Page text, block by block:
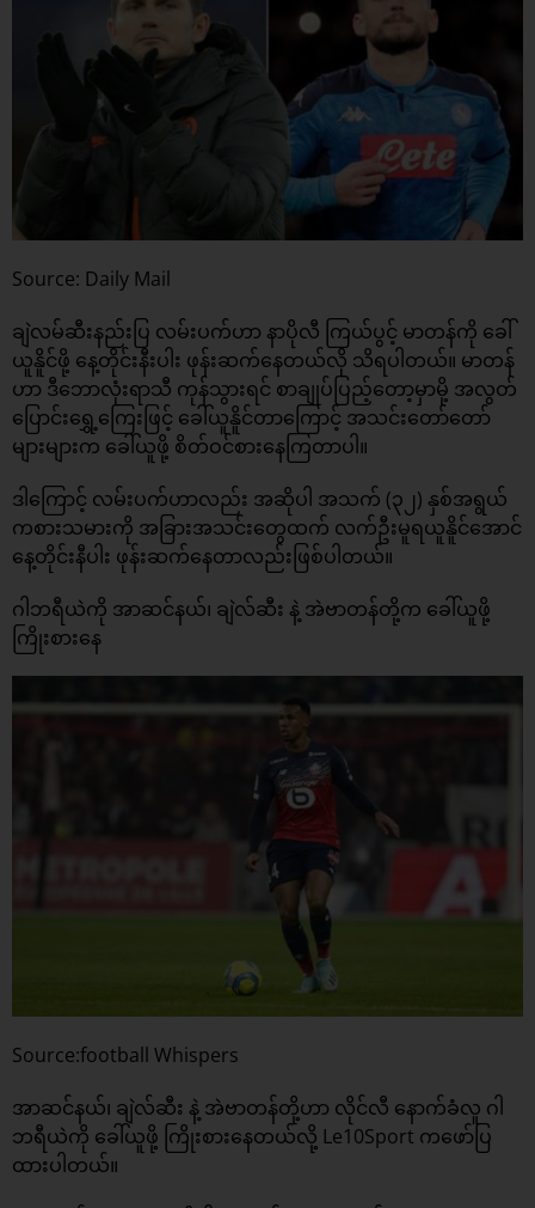
Source: Daily Mail
ချဲလမ်ဆီးနည်းပြ လမ်းပက်ဟာ နာပိုလီ ကြယ်ပွင့် မာတန်ကို ခေါ်
ယူနိူင်ဖို့ နေ့တိုင်းနီးပါး ဖုန်းဆက်နေတယ်လို သိရပါတယ်။ မာတန်
ဟာ ဒီဘောလုံးရာသီ ကုန်သွားရင် စာချုပ်ပြည့်တော့မှာမို့ အလွတ်
ပြောင်းရွှေ့ကြေးဖြင့် ခေါ်ယူနိူင်တာကြောင့် အသင်းတော်တော်
များများက ခေါ်ယူဖို့ စိတ်ဝင်စားနေကြတာပါ။
ဒါကြောင့် လမ်းပက်ဟာလည်း အဆိုပါ အသက် (၃၂) နှစ်အရွယ်
ကစားသမားကို အခြားအသင်းတွေထက် လက်ဦးမူရယူနိူင်အောင်
နေ့တိုင်းနီပါး ဖုန်းဆက်နေတာလည်းဖြစ်ပါတယ်။
ဂါဘရီယဲကို အာဆင်နယ်၊ ချဲလ်ဆီး နဲ့ အဲဗာတန်တို့က ခေါ်ယူဖို့
ကြိုးစားနေ
Source:football Whispers
အာဆင်နယ်၊ ချဲလ်ဆီး နဲ့ အဲဗာတန်တို့ဟာ လိုင်လီ နောက်ခံလူ ဂါ
ဘရီယဲကို ခေါ်ယူဖို့ ကြိုးစားနေတယ်လို့ Le10Sport ကဖော်ပြ
ထားပါတယ်။